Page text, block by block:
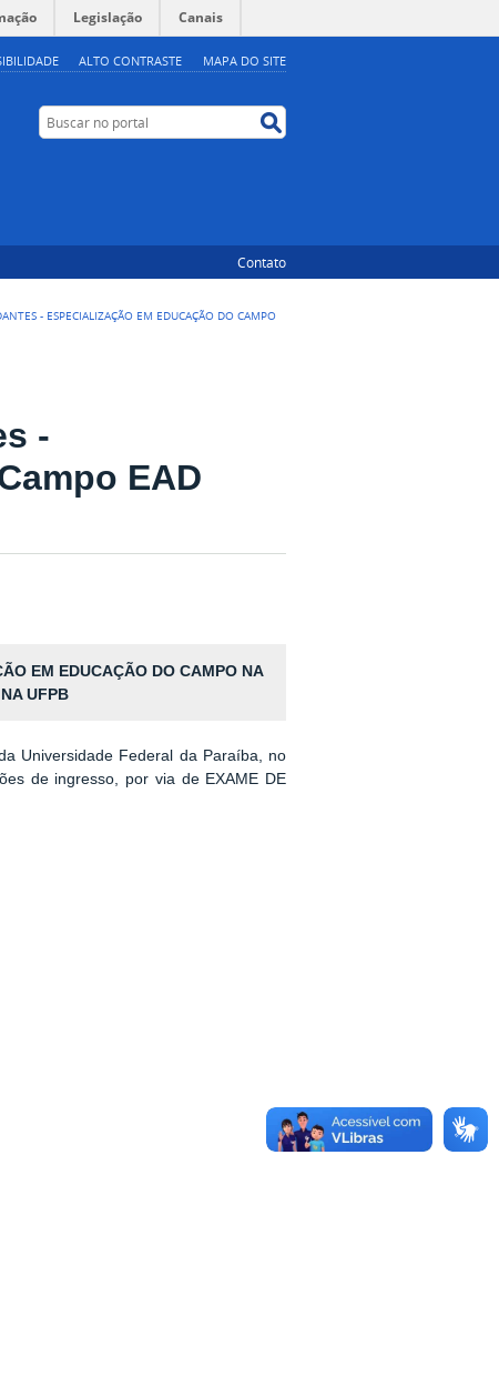
ALTO CONTRASTE MAPA DO SITE
Legislação Canais
Buscar no portal
Contato
- ESPECIALIZAÇÃO EM EDUCAÇÃO DO CAMPO
-
EAD
EM EDUCAÇÃO DO CAMPO NA
UFPB
Universidade Federal da Paraíba, no
de ingresso, por via de EXAME DE